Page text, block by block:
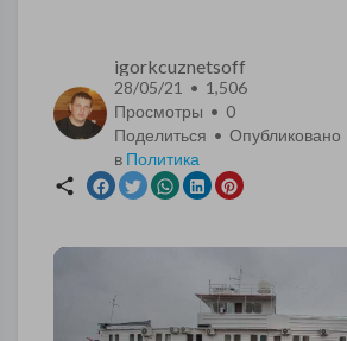
igorkcuznetsoff
28/05/21 • 1,506
Просмотры • 0
Поделиться • Опубликовано
в Политика